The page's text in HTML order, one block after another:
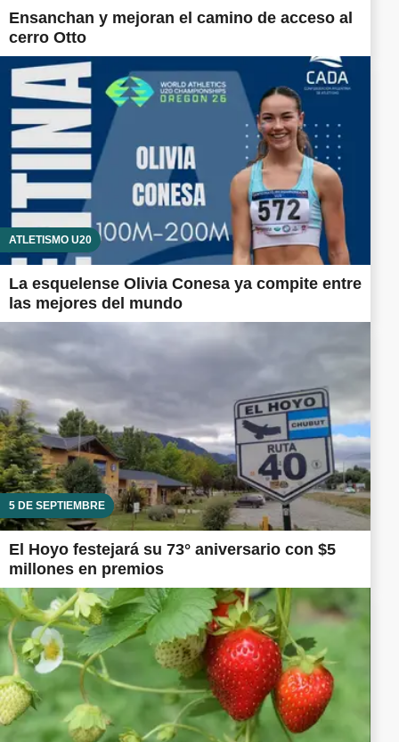
Ensanchan y mejoran el camino de acceso al
cerro Otto
ATLETISMO U20
La esquelense Olivia Conesa ya compite entre
las mejores del mundo
5 DE SEPTIEMBRE
El Hoyo festejará su 73° aniversario con $5
millones en premios